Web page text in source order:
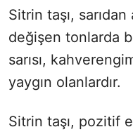
Sitrin taşı,
değişen tonlarda
sarısı,
yaygın olanlardır.
Sitrin taşı, pozitif